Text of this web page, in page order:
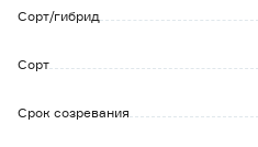
Сорт/гибрид
Сорт
Срок созревания